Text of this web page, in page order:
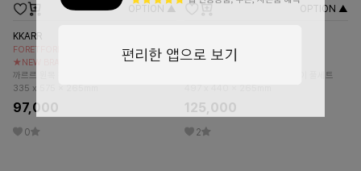
OPTION ▲
KKARR
FORETFORET X FRIEND
★NEW BRAND★
까르르 원목 장난감 톱니바퀴 놀이 풀세트
335 x 575 x 265mm
97,000
0
OPTION ▲
FORETFORET X FRIEND
★NEW BRAND★
까르르 원목 장난감 톱니바퀴 놀이 풀세트
125,000
2